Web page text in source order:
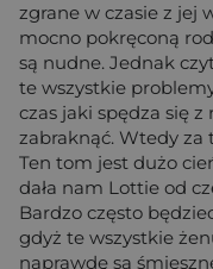
zgrane w czasie z jej
mocno pokręconą
są nudne. Jednak
te wszystkie
czas jaki spędza się
zabraknąć. Wtedy za
Ten tom jest dużo
dała nam Lottie od
Bardzo często
gdyż te wszystkie
naprawdę są